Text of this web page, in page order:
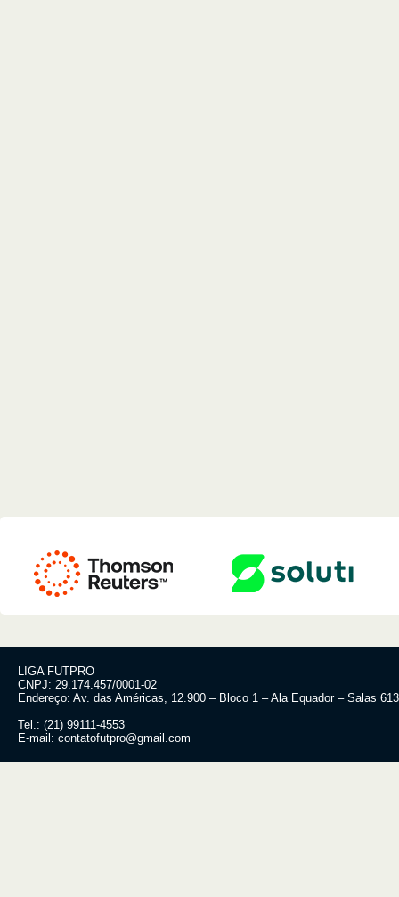
LIGA FUTPRO
CNPJ: 29.174.457/0001-02
Endereço: Av. das Américas, 12.900 – Bloco 1 – Ala Equador – Salas
Tel.: (21) 99111-4553
E-mail: contatofutpro@gmail.com